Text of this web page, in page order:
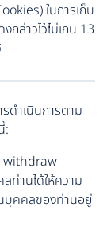
ในการเก็บ
กล่าวไว้ไม่เกิน 13
ดำเนินการตาม
:
withdraw
ท่านได้ให้ความ
บุคคลของท่านอยู่